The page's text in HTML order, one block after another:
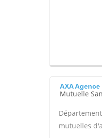
AXA
Mutuelle
mutuelles